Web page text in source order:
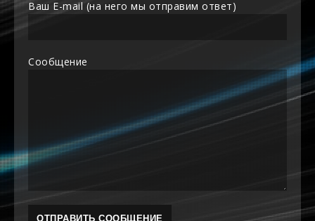
Ваш E-mail (на него мы отправим ответ)
Сообщение